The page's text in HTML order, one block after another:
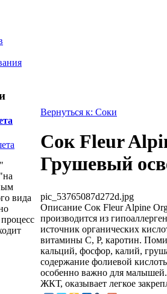
вида
Вернуться к: Соки
Сок Fleur
Грушевый
pic_53765087d272d.jpg
Описание Сок Fleur Alpine
производится из
источник органических
витамины С, Р, каротин.
кальций, фосфор, калий,
содержание фолиевой
особенно важно для
ЖКТ, оказывает легкое